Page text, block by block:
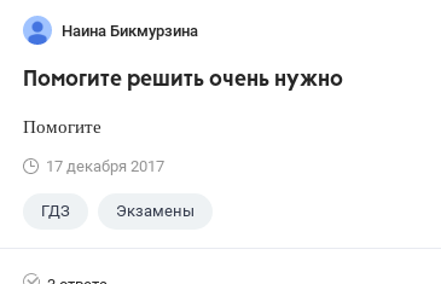
Наина Бикмурзина
Помогите решить очень нужно
Помогите
17 декабря 2017
ГДЗ Экзамены